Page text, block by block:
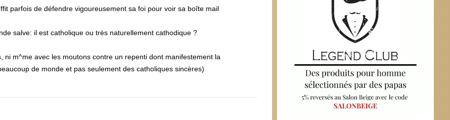
parfois de défendre vigoureusement sa foi pour voir sa boîte mail
salve: il est catholique ou très naturellement cathodique ?
ni m^me avec les moutons contre un repenti dont manifestement la
de monde et pas seulement des catholiques sincères)